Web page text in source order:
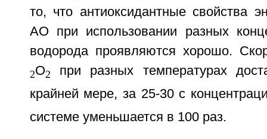
то, что антиоксидантные свойства
АО при использовании разных
водорода проявляются хорошо.
2О2
при разных температурах
крайней мере, за 25-30 с
системе уменьшается в 100 раз.